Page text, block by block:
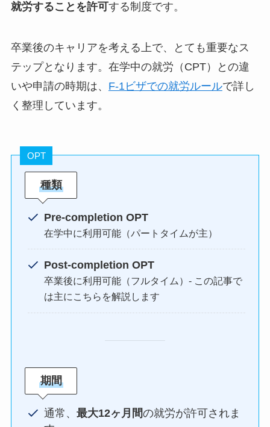
就労することを許可する制度です。
卒業後のキャリアを考える上で、とても重要なス
テップとなります。在学中の就労（CPT）との違
いや申請の時期は、 F-1ビザでの就労ルールで詳し
く整理しています。
OPT
種類
Pre-completion OPT
在学中に利用可能（パートタイムが主）
Post-completion OPT
卒業後に利用可能（フルタイム）- この記事で
は主にこちらを解説します
期間
通常、 最大12ヶ月間の就労が許可されま